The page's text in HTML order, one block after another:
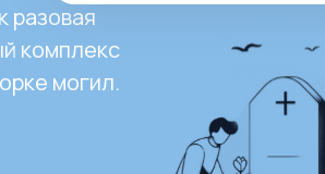
разовая
комплекс
могил.